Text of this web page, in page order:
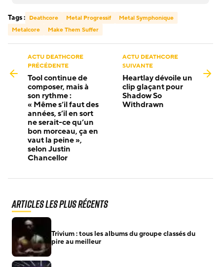
Tags : Deathcore Metal Progressif
Metal Symphonique
Metalcore
Make Them Suffer
ACTU DEATHCORE
PRÉCÉDENTE
Tool continue de
composer, mais à
son rythme :
« Même s’il faut des
années, s’il en sort
ne serait-ce qu’un
bon morceau, ça en
vaut la peine »,
selon Justin
Chancellor
ACTU DEATHCORE
SUIVANTE
Heartlay dévoile un
clip glaçant pour
Shadow So
Withdrawn
Articles les plus récents
Trivium : tous les albums du groupe classés du
pire au meilleur